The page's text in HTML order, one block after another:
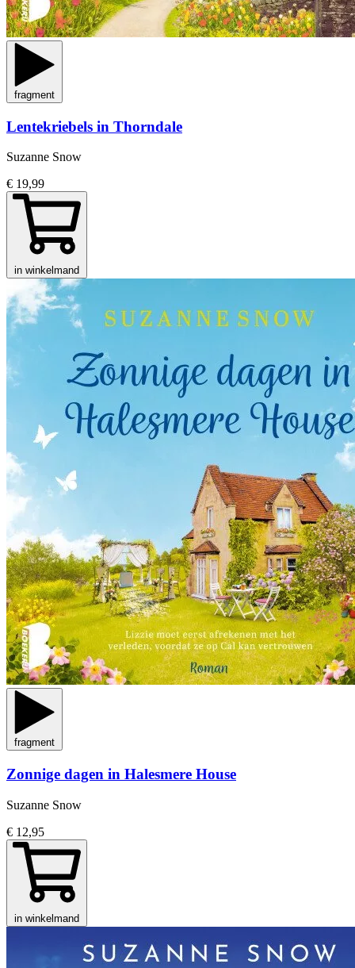
fragment
Lentekriebels in Thorndale
Suzanne Snow
€ 19,99
in winkelmand
fragment
Zonnige dagen in Halesmere House
Suzanne Snow
€ 12,95
in winkelmand